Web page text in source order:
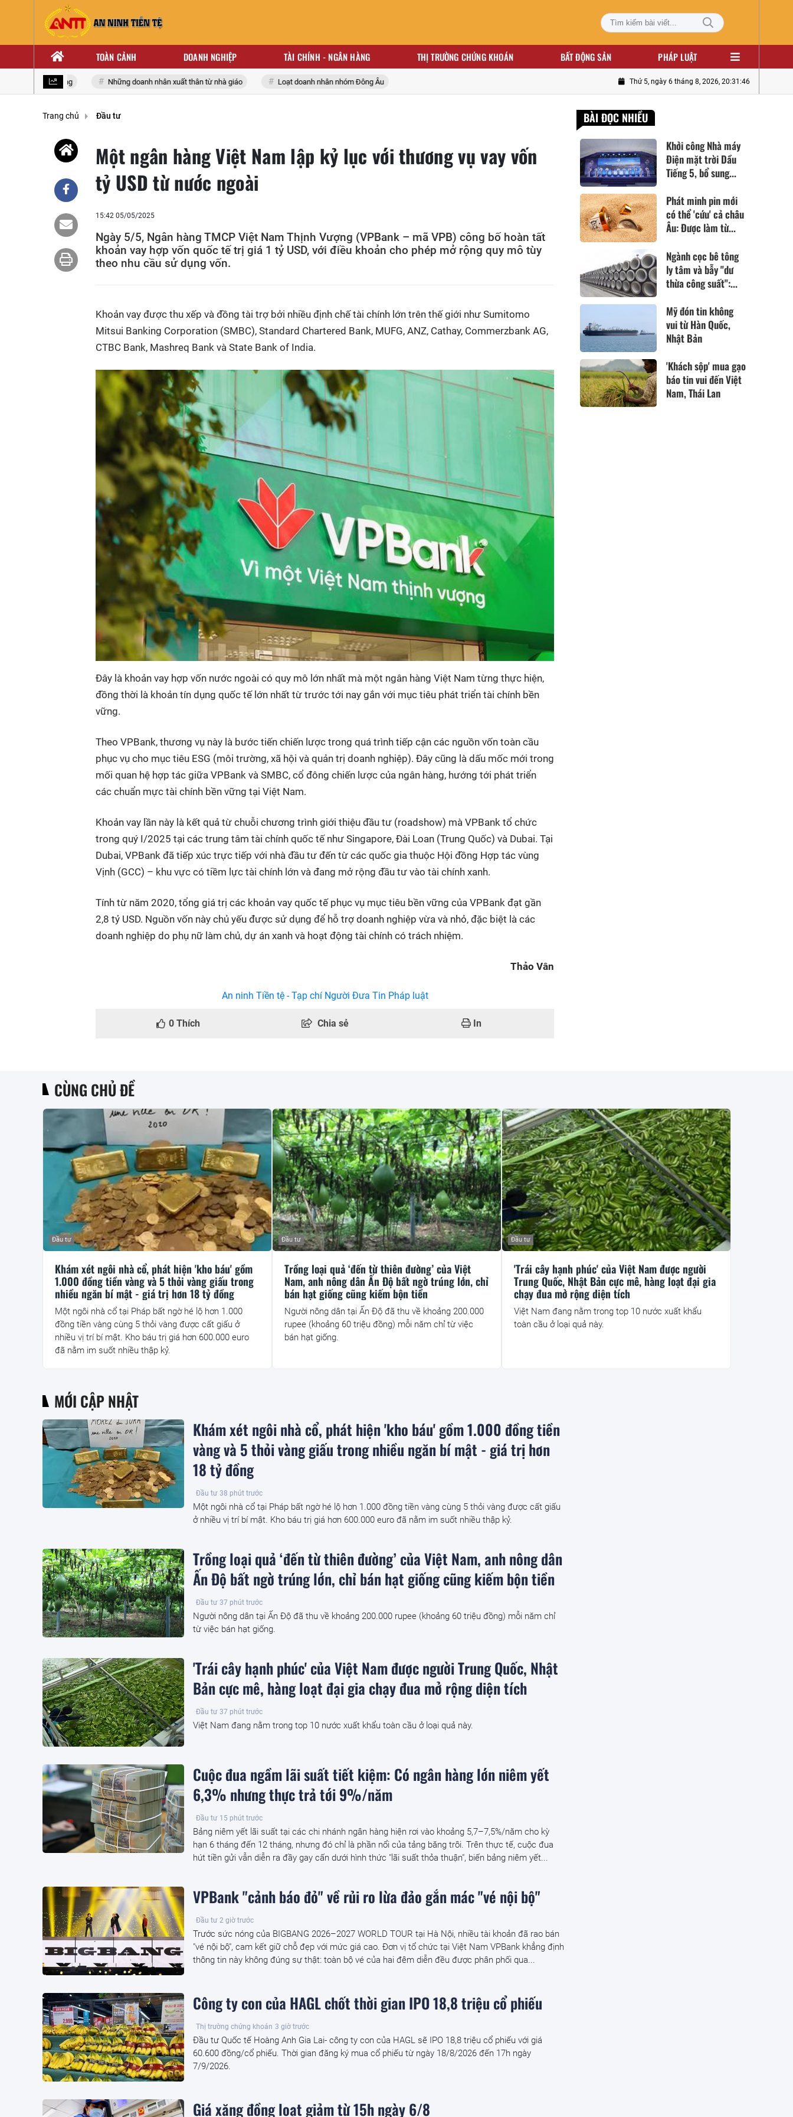
TOÀN CẢNH DOANH NGHIỆP TÀI CHÍNH - NGÂN HÀNG THỊ TRƯỜNG CHỨNG KHOÁN BẤT ĐỘNG SẢN PHÁP LUẬT
XIV của Đảng Những doanh nhân xuất thân từ nhà giáo Loạt doanh nhân nhóm Đông Âu Thứ 5, ngày 6 tháng 8, 2026, 20:31:47
Trang chủ Đầu tư
Một ngân hàng Việt Nam lập kỷ lục với thương vụ vay vốn
tỷ USD từ nước ngoài
15:42 05/05/2025
Ngày 5/5, Ngân hàng TMCP Việt Nam Thịnh Vượng (VPBank – mã VPB) công bố hoàn tất
khoản vay hợp vốn quốc tế trị giá 1 tỷ USD, với điều khoản cho phép mở rộng quy mô tùy
theo nhu cầu sử dụng vốn.
Khoản vay được thu xếp và đồng tài trợ bởi nhiều định chế tài chính lớn trên thế giới như Sumitomo
Mitsui Banking Corporation (SMBC), Standard Chartered Bank, MUFG, ANZ, Cathay, Commerzbank AG,
CTBC Bank, Mashreq Bank và State Bank of India.
Đây là khoản vay hợp vốn nước ngoài có quy mô lớn nhất mà một ngân hàng Việt Nam từng thực hiện,
đồng thời là khoản tín dụng quốc tế lớn nhất từ trước tới nay gắn với mục tiêu phát triển tài chính bền
vững.
Theo VPBank, thương vụ này là bước tiến chiến lược trong quá trình tiếp cận các nguồn vốn toàn cầu
phục vụ cho mục tiêu ESG (môi trường, xã hội và quản trị doanh nghiệp). Đây cũng là dấu mốc mới trong
mối quan hệ hợp tác giữa VPBank và SMBC, cổ đông chiến lược của ngân hàng, hướng tới phát triển
các chuẩn mực tài chính bền vững tại Việt Nam.
Khoản vay lần này là kết quả từ chuỗi chương trình giới thiệu đầu tư (roadshow) mà VPBank tổ chức
trong quý I/2025 tại các trung tâm tài chính quốc tế như Singapore, Đài Loan (Trung Quốc) và Dubai. Tại
Dubai, VPBank đã tiếp xúc trực tiếp với nhà đầu tư đến từ các quốc gia thuộc Hội đồng Hợp tác vùng
Vịnh (GCC) – khu vực có tiềm lực tài chính lớn và đang mở rộng đầu tư vào tài chính xanh.
Tính từ năm 2020, tổng giá trị các khoản vay quốc tế phục vụ mục tiêu bền vững của VPBank đạt gần
2,8 tỷ USD. Nguồn vốn này chủ yếu được sử dụng để hỗ trợ doanh nghiệp vừa và nhỏ, đặc biệt là các
doanh nghiệp do phụ nữ làm chủ, dự án xanh và hoạt động tài chính có trách nhiệm.
Thảo Vân
An ninh Tiền tệ - Tạp chí Người Đưa Tin Pháp luật
0 Thích Chia sẻ In
BÀI ĐỌC NHIỀU
Khởi công Nhà máy
Điện mặt trời Dầu
Tiếng 5, bổ sung...
Phát minh pin mới
có thể 'cứu' cả châu
Âu: Được làm từ...
Ngành cọc bê tông
ly tâm và bẫy "dư
thừa công suất":...
Mỹ đón tin không
vui từ Hàn Quốc,
Nhật Bản
'Khách sộp' mua gạo
báo tin vui đến Việt
Nam, Thái Lan
CÙNG CHỦ ĐỀ
Khám xét ngôi nhà cổ, phát hiện 'kho báu' gồm
1.000 đồng tiền vàng và 5 thỏi vàng giấu trong
nhiều ngăn bí mật - giá trị hơn 18 tỷ đồng
Đầu tư
Một ngôi nhà cổ tại Pháp bất ngờ hé lộ hơn 1.000
đồng tiền vàng cùng 5 thỏi vàng được cất giấu ở
nhiều vị trí bí mật. Kho báu trị giá hơn 600.000 euro
đã nằm im suốt nhiều thập kỷ.
Trồng loại quả ‘đến từ thiên đường’ của Việt
Nam, anh nông dân Ấn Độ bất ngờ trúng lớn, chỉ
bán hạt giống cũng kiếm bộn tiền
Đầu tư
Người nông dân tại Ấn Độ đã thu về khoảng 200.000
rupee (khoảng 60 triệu đồng) mỗi năm chỉ từ việc
bán hạt giống.
'Trái cây hạnh phúc' của Việt Nam được người
Trung Quốc, Nhật Bản cực mê, hàng loạt đại gia
chạy đua mở rộng diện tích
Đầu tư
Việt Nam đang nằm trong top 10 nước xuất khẩu
toàn cầu ở loại quả này.
MỚI CẬP NHẬT
Khám xét ngôi nhà cổ, phát hiện 'kho báu' gồm 1.000 đồng tiền
vàng và 5 thỏi vàng giấu trong nhiều ngăn bí mật - giá trị hơn
18 tỷ đồng
Đầu tư 38 phút trước
Một ngôi nhà cổ tại Pháp bất ngờ hé lộ hơn 1.000 đồng tiền vàng cùng 5 thỏi vàng được cất giấu
ở nhiều vị trí bí mật. Kho báu trị giá hơn 600.000 euro đã nằm im suốt nhiều thập kỷ.
Trồng loại quả ‘đến từ thiên đường’ của Việt Nam, anh nông dân
Ấn Độ bất ngờ trúng lớn, chỉ bán hạt giống cũng kiếm bộn tiền
Đầu tư 37 phút trước
Người nông dân tại Ấn Độ đã thu về khoảng 200.000 rupee (khoảng 60 triệu đồng) mỗi năm chỉ
từ việc bán hạt giống.
'Trái cây hạnh phúc' của Việt Nam được người Trung Quốc, Nhật
Bản cực mê, hàng loạt đại gia chạy đua mở rộng diện tích
Đầu tư 37 phút trước
Việt Nam đang nằm trong top 10 nước xuất khẩu toàn cầu ở loại quả này.
Cuộc đua ngầm lãi suất tiết kiệm: Có ngân hàng lớn niêm yết
6,3% nhưng thực trả tới 9%/năm
Đầu tư 15 phút trước
Bảng niêm yết lãi suất tại các chi nhánh ngân hàng hiện rơi vào khoảng 5,7–7,5%/năm cho kỳ
hạn 6 tháng đến 12 tháng, nhưng đó chỉ là phần nổi của tảng băng trôi. Trên thực tế, cuộc đua
hút tiền gửi vẫn diễn ra đầy gay cấn dưới hình thức "lãi suất thỏa thuận", biến bảng niêm yết...
VPBank "cảnh báo đỏ" về rủi ro lừa đảo gắn mác "vé nội bộ"
Đầu tư 2 giờ trước
Trước sức nóng của BIGBANG 2026–2027 WORLD TOUR tại Hà Nội, nhiều tài khoản đã rao bán
"vé nội bộ", cam kết giữ chỗ đẹp với mức giá cao. Đơn vị tổ chức tại Việt Nam VPBank khẳng định
thông tin này không đúng sự thật: toàn bộ vé của hai đêm diễn đều được phân phối qua...
Công ty con của HAGL chốt thời gian IPO 18,8 triệu cổ phiếu
Thị trường chứng khoán 3 giờ trước
Đầu tư Quốc tế Hoàng Anh Gia Lai- công ty con của HAGL sẽ IPO 18,8 triệu cổ phiếu với giá
60.600 đồng/cổ phiếu. Thời gian đăng ký mua cổ phiếu từ ngày 18/8/2026 đến 17h ngày
7/9/2026.
Giá xăng đồng loạt giảm từ 15h ngày 6/8